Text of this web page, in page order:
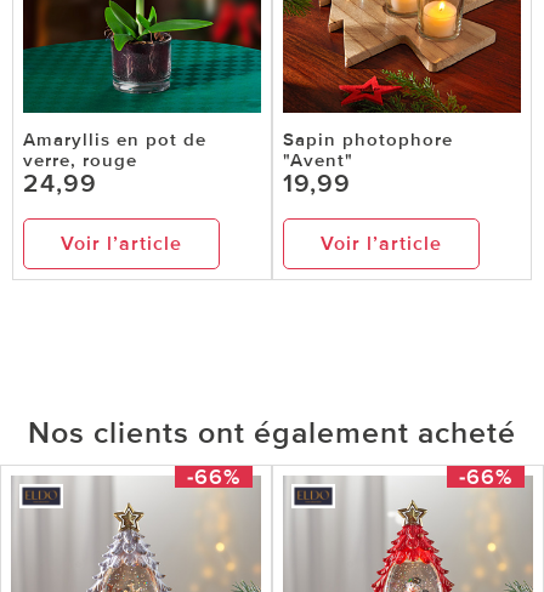
Amaryllis en pot de
verre, rouge
24,99
Voir l’article
Sapin photophore
"Avent"
19,99
Voir l’article
Nos clients ont également acheté
-66% -66%